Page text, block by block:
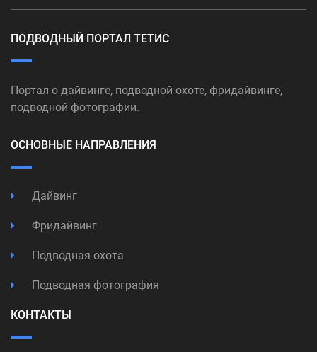
ПОДВОДНЫЙ ПОРТАЛ ТЕТИС
Портал о дайвинге, подводной охоте, фридайвинге,
подводной фотографии.
ОСНОВНЫЕ НАПРАВЛЕНИЯ
Дайвинг
Фридайвинг
Подводная охота
Подводная фотография
КОНТАКТЫ